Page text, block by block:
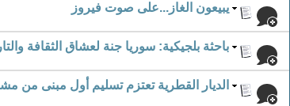
يبيعون الغاز...على صوت فيروز
باحثة بلجيكية: سوريا جنة لعشاق الثقافة
الديار القطرية تعتزم تسليم أول مبنى من